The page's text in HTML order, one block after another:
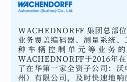
WACHEDNORFF 集团总部
业务覆盖编码器、测量系统
种车辆控制单元等业务
WACHEDNORFF于2016年
了在华第一家全资子公司：
州）有限公司，及时快速地